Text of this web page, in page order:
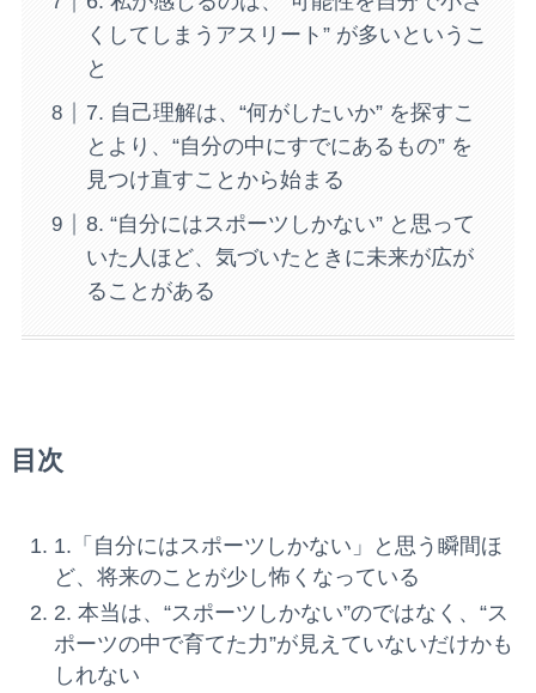
くしてしまうアスリート” が多いというこ
と
7. 自己理解は、“何がしたいか” を探すこ
とより、“自分の中にすでにあるもの” を
見つけ直すことから始まる
8. “自分にはスポーツしかない” と思って
いた人ほど、気づいたときに未来が広が
ることがある
目次
1.「自分にはスポーツしかない」と思う瞬間ほ
ど、将来のことが少し怖くなっている
2. 本当は、“スポーツしかない”のではなく、“ス
ポーツの中で育てた力”が見えていないだけかも
しれない